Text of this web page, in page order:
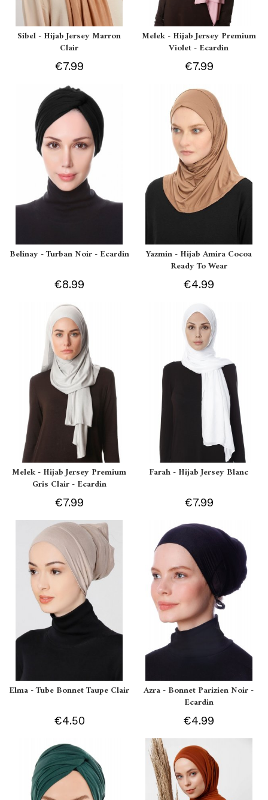
Sibel - Hijab Jersey Marron
Clair
€7.99
Melek - Hijab Jersey Premium
Violet - Ecardin
€7.99
Belinay - Turban Noir - Ecardin
€8.99
Yazmin - Hijab Amira Cocoa
Ready To Wear
€4.99
Melek - Hijab Jersey Premium
Gris Clair - Ecardin
€7.99
Farah - Hijab Jersey Blanc
€7.99
Elma - Tube Bonnet Taupe Clair
€4.50
Azra - Bonnet Parizien Noir -
Ecardin
€4.99